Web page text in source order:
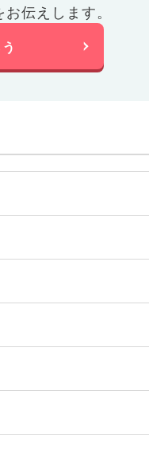
伝えします。